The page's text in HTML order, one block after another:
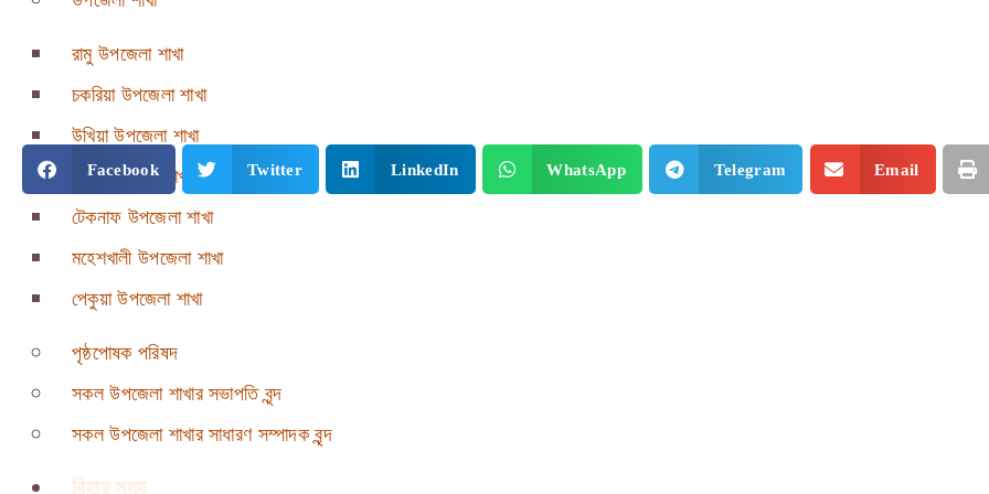
রামু উপজেলা শাখা
চকরিয়া উপজেলা শাখা
উখিয়া উপজেলা শাখা
সদর উপজেলা শাখা
টেকনাফ উপজেলা শাখা
মহেশখালী উপজেলা শাখা
পেকুয়া উপজেলা শাখা
পৃষ্ঠপোষক পরিষদ
সকল উপজেলা শাখার সভাপতি বৃন্দ
সকল উপজেলা শাখার সাধারণ সম্পাদক বৃন্দ
বিহার সমূহ
Facebook Twitter LinkedIn WhatsApp Telegram Email